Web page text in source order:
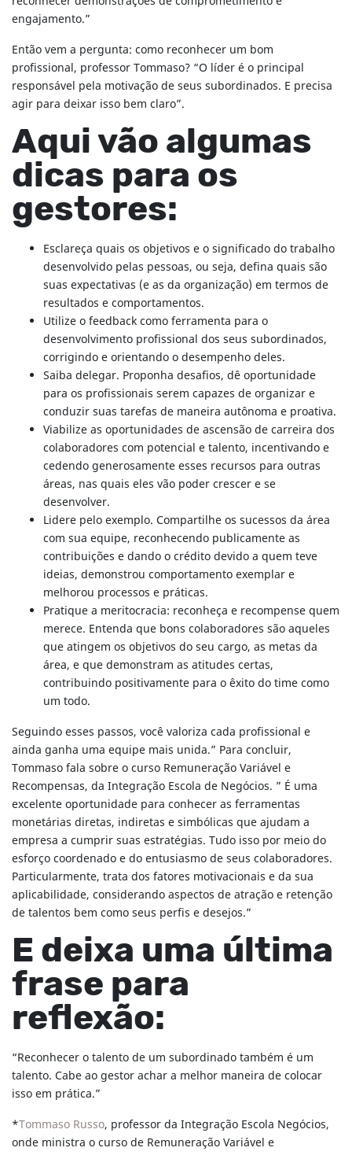
engajamento.”
Então vem a pergunta: como reconhecer um bom
profissional, professor Tommaso? “O líder é o principal
responsável pela motivação de seus subordinados. E precisa
agir para deixar isso bem claro”.
Aqui vão algumas
dicas para os
gestores:
Esclareça quais os objetivos e o significado do trabalho
desenvolvido pelas pessoas, ou seja, defina quais são
suas expectativas (e as da organização) em termos de
resultados e comportamentos.
Utilize o feedback como ferramenta para o
desenvolvimento profissional dos seus subordinados,
corrigindo e orientando o desempenho deles.
Saiba delegar. Proponha desafios, dê oportunidade
para os profissionais serem capazes de organizar e
conduzir suas tarefas de maneira autônoma e proativa.
Viabilize as oportunidades de ascensão de carreira dos
colaboradores com potencial e talento, incentivando e
cedendo generosamente esses recursos para outras
áreas, nas quais eles vão poder crescer e se
desenvolver.
Lidere pelo exemplo. Compartilhe os sucessos da área
com sua equipe, reconhecendo publicamente as
contribuições e dando o crédito devido a quem teve
ideias, demonstrou comportamento exemplar e
melhorou processos e práticas.
Pratique a meritocracia: reconheça e recompense quem
merece. Entenda que bons colaboradores são aqueles
que atingem os objetivos do seu cargo, as metas da
área, e que demonstram as atitudes certas,
contribuindo positivamente para o êxito do time como
um todo.
Seguindo esses passos, você valoriza cada profissional e
ainda ganha uma equipe mais unida.” Para concluir,
Tommaso fala sobre o curso Remuneração Variável e
Recompensas, da Integração Escola de Negócios. ” É uma
excelente oportunidade para conhecer as ferramentas
monetárias diretas, indiretas e simbólicas que ajudam a
empresa a cumprir suas estratégias. Tudo isso por meio do
esforço coordenado e do entusiasmo de seus colaboradores.
Particularmente, trata dos fatores motivacionais e da sua
aplicabilidade, considerando aspectos de atração e retenção
de talentos bem como seus perfis e desejos.”
E deixa uma última
frase para
reflexão:
“Reconhecer o talento de um subordinado também é um
talento. Cabe ao gestor achar a melhor maneira de colocar
isso em prática.”
*Tommaso Russo, professor da Integração Escola Negócios,
onde ministra o curso de Remuneração Variável e